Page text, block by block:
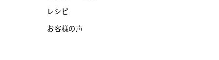
レシピ
お客様の声